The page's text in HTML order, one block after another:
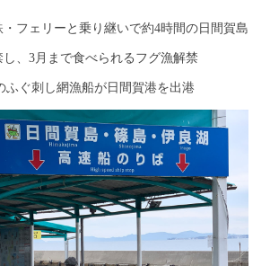
フェリーと乗り継いで約4時間の日間賀島
し、3月まで食べられるフグ漁解禁
ふぐ刺し網漁船が日間賀港を出港